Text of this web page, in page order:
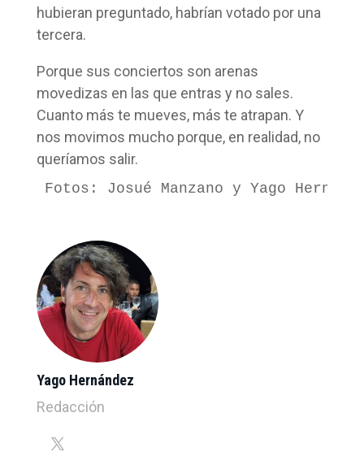
hubieran preguntado, habrían votado por una
tercera.
Porque sus conciertos son arenas
movedizas en las que entras y no sales.
Cuanto más te mueves, más te atrapan. Y
nos movimos mucho porque, en realidad, no
queríamos salir.
Fotos: Josué Manzano y Yago
Yago Hernández
Redacción